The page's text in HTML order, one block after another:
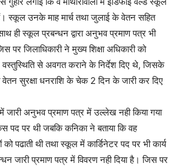
स्कूल उनके माह मार्च तथा जुलाई के वेतन सहित
ही स्कूल प्रबन्धन द्वारा अनुभव प्रमाण पत्र भी
पर जिलाधिकारी ने मुख्य शिक्षा अधिकारी को
वस्तुस्थिति से अवगत कराने के निर्देश दिए थे, जिसके
वेतन सुरक्षा धनराशि के चेक 2 दिन के जारी कर दिए
में जारी अनुभव प्रमाण पत्र में उल्लेख नही किया गया
पद पर थी जबकि कनिका ने बताया कि वह
पढाती थी तथा स्कूल में कार्डिनेटर पद पर भी कार्य
जारी प्रमाण पत्र में विवरण नही दिया है। जिस पर